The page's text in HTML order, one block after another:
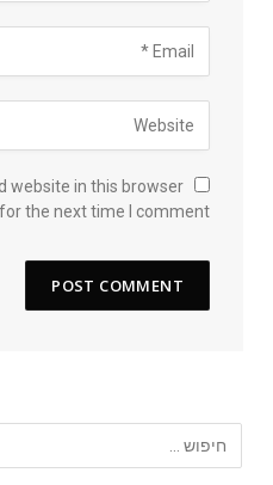
website in this browser
for the next time I comment.